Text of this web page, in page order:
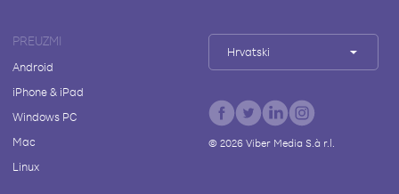
PREUZMI
Android
iPhone & iPad
Windows PC
Mac
Linux
Hrvatski
© 2026Viber Media S.à r.l.